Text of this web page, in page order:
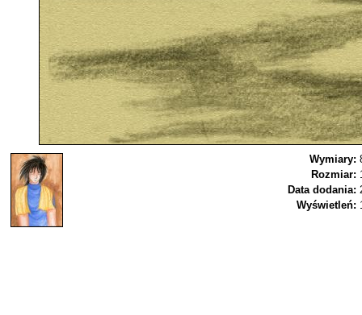
Wymiary:
Rozmiar:
Data dodania:
Wyświetleń: